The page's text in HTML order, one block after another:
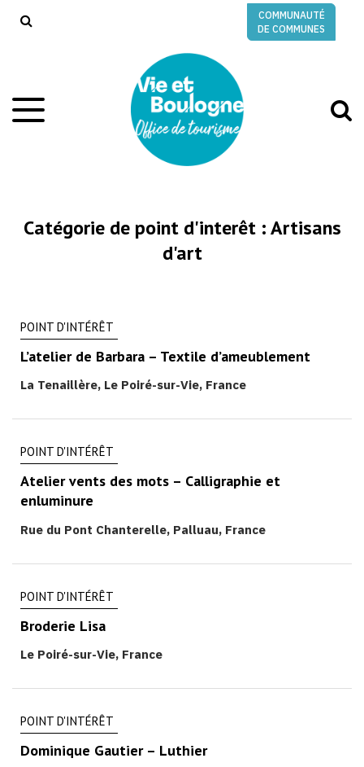
COMMUNAUTÉ
DE COMMUNES
Aller
à
Catégorie de point d'interêt :Artisans
d'art
POINT D'INTÉRÊT
L’atelier de Barbara – Textile d’ameublement
La Tenaillère, Le Poiré-sur-Vie, France
POINT D'INTÉRÊT
Atelier vents des mots – Calligraphie et
enluminure
Rue du Pont Chanterelle, Palluau, France
POINT D'INTÉRÊT
Broderie Lisa
Le Poiré-sur-Vie, France
POINT D'INTÉRÊT
Dominique Gautier – Luthier